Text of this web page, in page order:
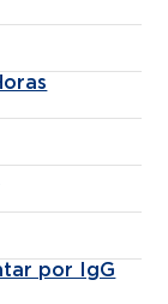
por IgG